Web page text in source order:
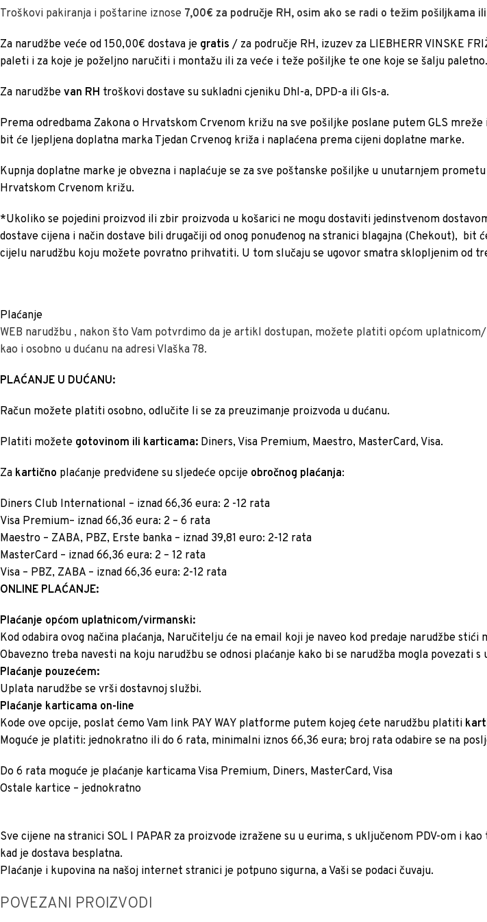
Troškovi pakiranja i poštarine iznose 7,00€ za područje RH, osim ako se radi o težim pošiljkama
Za narudžbe veće od 150,00€ dostava je gratis / za područje RH, izuzev za LIEBHERR VINSKE
paleti i za koje je poželjno naručiti i montažu ili za veće i teže pošiljke te one koje se šalju paletno.
Za narudžbe van RH troškovi dostave su sukladni cjeniku Dhl-a, DPD-a ili Gls-a.
Prema odredbama Zakona o Hrvatskom Crvenom križu na sve pošiljke poslane putem GLS
bit će ljepljena doplatna marka Tjedan Crvenog križa i naplaćena prema cijeni doplatne marke.
Kupnja doplatne marke je obvezna i naplaćuje se za sve poštanske pošiljke u unutarnjem
Hrvatskom Crvenom križu.
*Ukoliko se pojedini proizvod ili zbir proizvoda u košarici ne mogu dostaviti jedinstvenom
dostave cijena i način dostave bili drugačiji od onog ponuđenog na stranici blagajna (Chekout),
cijelu narudžbu koju možete povratno prihvatiti. U tom slučaju se ugovor smatra sklopljenim od
Plaćanje
WEB narudžbu , nakon što Vam potvrdimo da je artikl dostupan, možete platiti općom
kao i osobno u dućanu na adresi Vlaška 78.
PLAĆANJE U DUĆANU:
Račun možete platiti osobno, odlučite li se za preuzimanje proizvoda u dućanu.
Platiti možete gotovinom ili karticama: Diners, Visa Premium, Maestro, MasterCard, Visa.
Za kartično plaćanje predviđene su sljedeće opcije obročnog plaćanja:
Diners Club International – iznad 66,36 eura: 2 -12 rata
Visa Premium– iznad 66,36 eura: 2 – 6 rata
Maestro – ZABA, PBZ, Erste banka – iznad 39,81 euro: 2-12 rata
MasterCard – iznad 66,36 eura: 2 – 12 rata
Visa – PBZ, ZABA – iznad 66,36 eura: 2-12 rata
ONLINE PLAĆANJE:
Plaćanje općom uplatnicom/virmanski:
Kod odabira ovog načina plaćanja, Naručitelju će na email koji je naveo kod predaje narudžbe stići
Obavezno treba navesti na koju narudžbu se odnosi plaćanje kako bi se narudžba mogla povezati s
Plaćanje pouzećem:
Uplata narudžbe se vrši dostavnoj službi.
Plaćanje karticama on-line
Kode ove opcije, poslat ćemo Vam link PAY WAY platforme putem kojeg ćete narudžbu platiti
Moguće je platiti: jednokratno ili do 6 rata, minimalni iznos 66,36 eura; broj rata odabire se na
Do 6 rata moguće je plaćanje karticama Visa Premium, Diners, MasterCard, Visa
Ostale kartice – jednokratno
Sve cijene na stranici SOL I PAPAR za proizvode izražene su u eurima, s uključenom PDV-om i
kad je dostava besplatna.
Plaćanje i kupovina na našoj internet stranici je potpuno sigurna, a Vaši se podaci čuvaju.
POVEZANI PROIZVODI